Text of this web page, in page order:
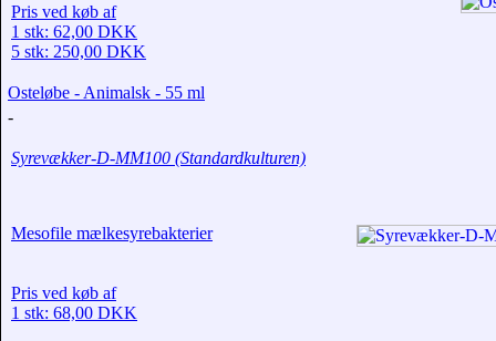
Pris ved køb af
1 stk: 62,00 DKK
5 stk: 250,00 DKK
Osteløbe - Animalsk - 55 ml
-
Syrevækker-D-MM100 (Standardkulturen)
Mesofile mælkesyrebakterier
Pris ved køb af
1 stk: 68,00 DKK